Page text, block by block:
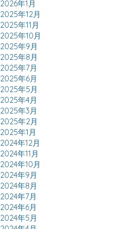
2026年1月
2025年12月
2025年11月
2025年10月
2025年9月
2025年8月
2025年7月
2025年6月
2025年5月
2025年4月
2025年3月
2025年2月
2025年1月
2024年12月
2024年11月
2024年10月
2024年9月
2024年8月
2024年7月
2024年6月
2024年5月